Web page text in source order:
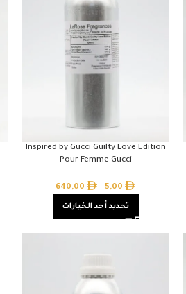
Inspired by Gucci Guilty Love Edition
Pour Femme Gucci
5,00
–
640,00
تحديد أحد الخيارات